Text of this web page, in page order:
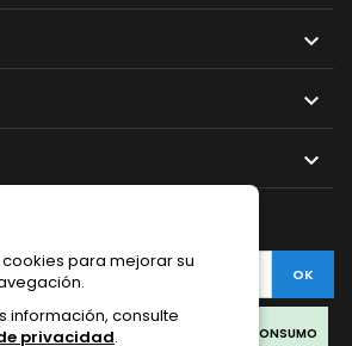



cookies para mejorar su
información, consulte
privacidad.
Twitter
Rss LinkedIn
PARA COLECCIONISMO Y NO PARA CONSUMO